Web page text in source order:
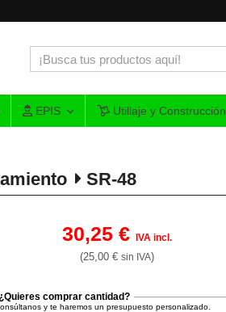
EPIS Utillaje y Construcción
SR-48
30,25 €IVA incl.
(25,00 €sin IVA)
comprar cantidad?
y te haremos un presupuesto personalizado.